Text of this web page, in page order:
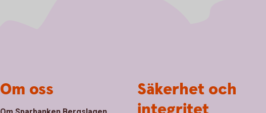
Om oss
Säkerhet och